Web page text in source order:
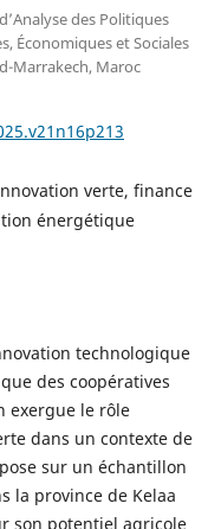
des Politiques
Économiques et Sociales
Marrakech, Maroc
verte, finance
énergétique
technologique
des coopératives
exergue le rôle
dans un contexte de
sur un échantillon
la province de Kelaa
son potentiel agricole